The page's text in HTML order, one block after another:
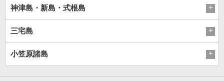
神津島・新島・式根島
三宅島
小笠原諸島